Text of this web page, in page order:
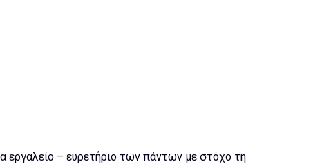
εργαλείο – ευρετήριο των πάντων με στόχο τη